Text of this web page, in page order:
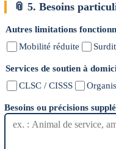
📎 5. Besoins
Autres limitations
Mobilité réduite
Services de soutien à
CLSC / CISSS
Besoins ou précisions